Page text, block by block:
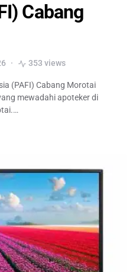
Cabang
353 views
(PAFI) Cabang Morotai
mewadahi apoteker di